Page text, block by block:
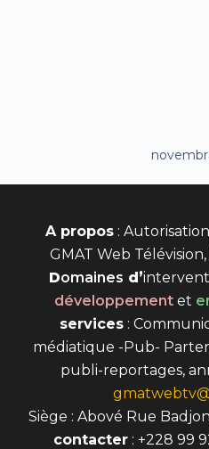
A propos:
GMAT Web
Domaines d’
développement et
services:
médiatique -Pub-
publi-reportages,
Siège : Abové Rue
contacter : +228 99